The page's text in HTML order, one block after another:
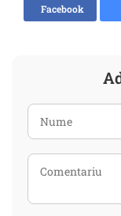
Facebook